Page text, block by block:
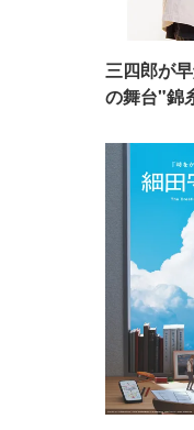
三四郎が
の舞台"錦